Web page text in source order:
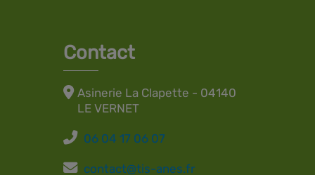
Contact
Asinerie La Clapette - 04140
LE VERNET
06 04 17 06 07
contact@tis-anes.fr